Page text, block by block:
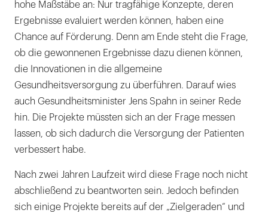
hohe Maßstäbe an: Nur tragfähige Konzepte, deren
Ergebnisse evaluiert werden können, haben eine
Chance auf Förderung. Denn am Ende steht die Frage,
ob die gewonnenen Ergebnisse dazu dienen können,
die Innovationen in die allgemeine
Gesundheitsversorgung zu überführen. Darauf wies
auch Gesundheitsminister Jens Spahn in seiner Rede
hin. Die Projekte müssten sich an der Frage messen
lassen, ob sich dadurch die Versorgung der Patienten
verbessert habe.
Nach zwei Jahren Laufzeit wird diese Frage noch nicht
abschließend zu beantworten sein. Jedoch befinden
sich einige Projekte bereits auf der „Zielgeraden“ und